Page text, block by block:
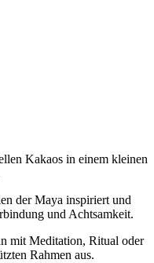
Kakaos in einem kleinen
der Maya inspiriert und
und Achtsamkeit.
mit Meditation, Ritual oder
Rahmen aus.